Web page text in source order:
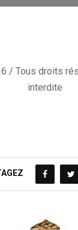
/ Tous droits
interdite